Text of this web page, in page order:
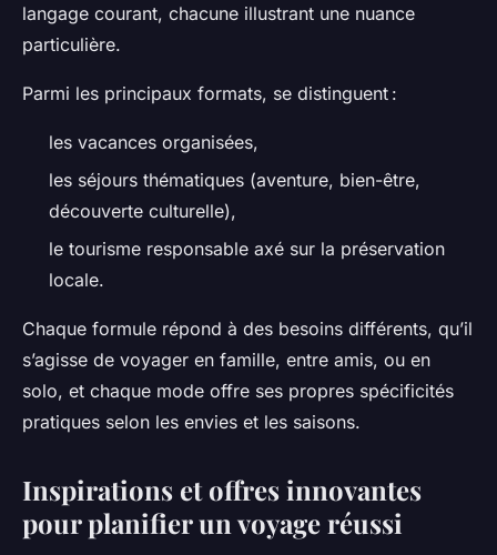
langage courant, chacune illustrant une nuance
particulière.
Parmi les principaux formats, se distinguent :
les vacances organisées,
les séjours thématiques (aventure, bien-être,
découverte culturelle),
le tourisme responsable axé sur la préservation
locale.
Chaque formule répond à des besoins différents, qu’il
s’agisse de voyager en famille, entre amis, ou en
solo, et chaque mode offre ses propres spécificités
pratiques selon les envies et les saisons.
Inspirations et offres innovantes
pour planifier un voyage réussi